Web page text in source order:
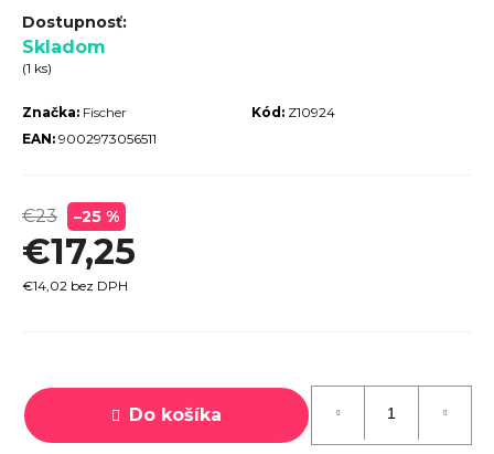
Skladom
(1 ks)
Kód: Z10924
Značka: Fischer
EAN: 9002973056511
€23 –25 %
€17,25
€14,02 bez DPH
cena:
Do košíka
d
p
o
r
a
m
e